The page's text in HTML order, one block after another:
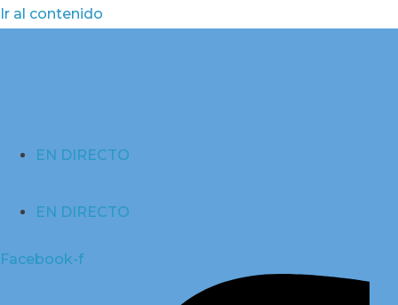
Ir al contenido
EN DIRECTO
EN DIRECTO
Facebook-f